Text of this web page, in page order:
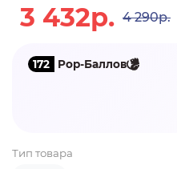
3 432р. 4 290р.
172 Pop-Баллов
Тип товара